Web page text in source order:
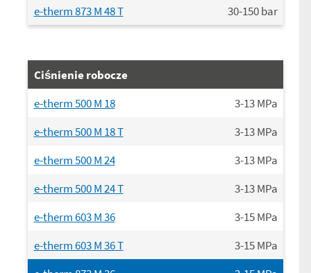
e-therm 873 M 48 T
30-150bar
Ciśnienie robocze
e-therm 500 M 18
3-13MPa
e-therm 500 M 18 T
3-13MPa
e-therm 500 M 24
3-13MPa
e-therm 500 M 24 T
3-13MPa
e-therm 603 M 36
3-15MPa
e-therm 603 M 36 T
3-15MPa